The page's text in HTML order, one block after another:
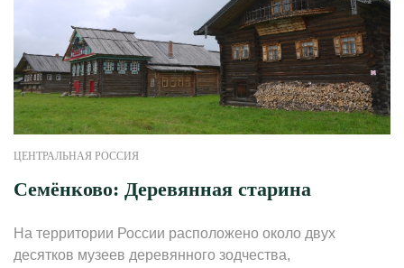
ЦЕНТРАЛЬНАЯ РОССИЯ
Семёнково: Деревянная старина
На территории России расположено около двух
десятков музеев деревянного зодчества,